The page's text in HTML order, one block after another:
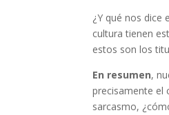
¿Y qué nos dice
cultura tienen
estos son los
En resumen,
precisamente el
sarcasmo,